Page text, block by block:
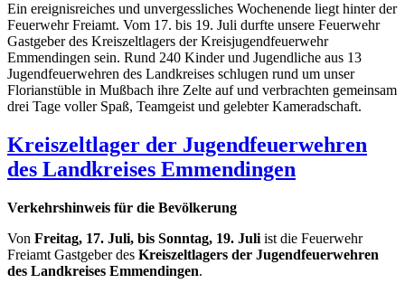
Ein ereignisreiches und unvergessliches Wochenende liegt hinter der
Feuerwehr Freiamt. Vom 17. bis 19. Juli durfte unsere Feuerwehr
Gastgeber des Kreiszeltlagers der Kreisjugendfeuerwehr
Emmendingen sein. Rund 240 Kinder und Jugendliche aus 13
Jugendfeuerwehren des Landkreises schlugen rund um unser
Florianstüble in Mußbach ihre Zelte auf und verbrachten gemeinsam
drei Tage voller Spaß, Teamgeist und gelebter Kameradschaft.
Kreiszeltlager der Jugendfeuerwehren
des Landkreises Emmendingen
Verkehrshinweis für die Bevölkerung
Von Freitag, 17. Juli, bis Sonntag, 19. Juli ist die Feuerwehr
Freiamt Gastgeber des Kreiszeltlagers der Jugendfeuerwehren
des Landkreises Emmendingen.